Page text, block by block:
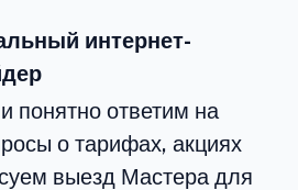
интернет-
понятно ответим на
о тарифах, акциях
выезд Мастера для